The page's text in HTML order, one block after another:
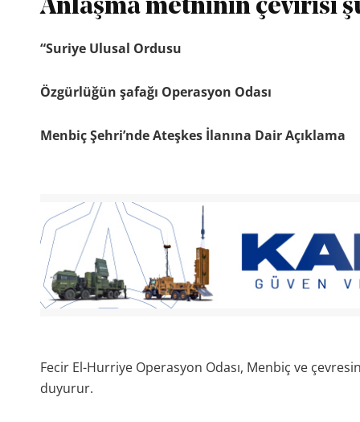
Anlaşma metninin çevirisi
“Suriye Ulusal Ordusu
Özgürlüğün şafağı Operasyon Odası
Menbiç Şehri’nde Ateşkes İlanına Dair Açıklama
Fecir El-Hurriye Operasyon Odası, Menbiç ve
duyurur.